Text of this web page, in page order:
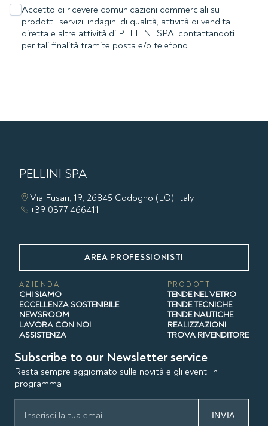
Accetto di ricevere comunicazioni commerciali su
prodotti, servizi, indagini di qualità, attività di vendita
diretta e altre attività di PELLINI SPA, contattandoti
per tali finalità tramite posta e/o telefono
PELLINI SPA
Via Fusari, 19, 26845 Codogno (LO) Italy
+39 0377 466411
AREA PROFESSIONISTI
AZIENDA
CHI SIAMO
ECCELLENZA SOSTENIBILE
NEWSROOM
LAVORA CON NOI
ASSISTENZA
PRODOTTI
TENDE NEL VETRO
TENDE TECNICHE
TENDE NAUTICHE
REALIZZAZIONI
TROVA RIVENDITORE
Subscribe to our Newsletter service
Resta sempre aggiornato sulle novità e gli eventi in
programma
INVIA